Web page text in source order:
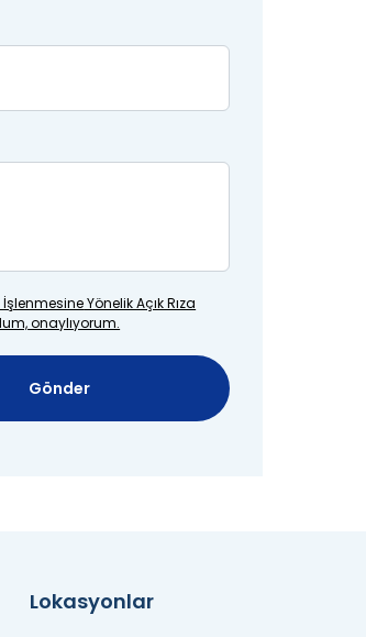
İşlenmesineYönelik Açık Rıza
onaylıyorum.
Gönder
Lokasyonlar